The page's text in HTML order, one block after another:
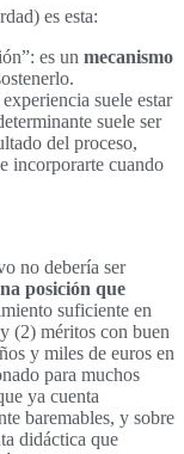
es esta:
es un mecanismo
suele estar
suele ser
del proceso,
incorporarte cuando
no debería ser
posición que
suficiente en
(2) méritos con buen
y miles de euros en
para muchos
ya cuenta
baremables, y sobre
didáctica que